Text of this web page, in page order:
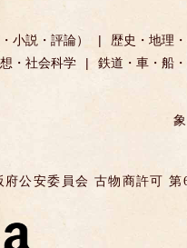
小説・評論） 歴史・地理
・社会科学
鉄道・車・船
府公安委員会 古物商許可 第